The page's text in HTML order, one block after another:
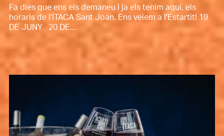
Fa dies que ens els demaneu i ja els tenim aquí, els
horaris de l'ÍTACA Sant Joan. Ens veiem a l'Estartit! 19
DE JUNY 20 DE...